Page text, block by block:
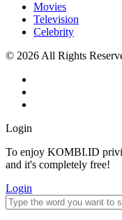
Movies
Television
Celebrity
© 2026 All Rights
Login
To enjoy KOMBI.ID
and it's completely free!
Login